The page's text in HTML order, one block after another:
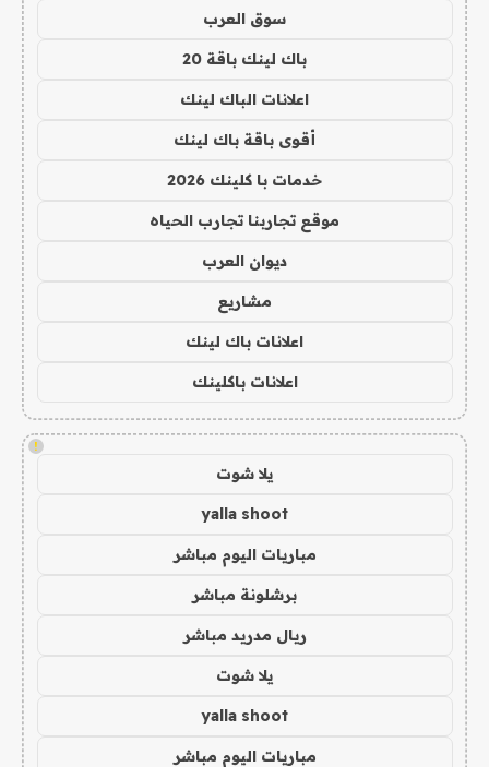
سوق العرب
باك لينك باقة 20
اعلانات الباك لينك
أقوى باقة باك لينك
خدمات با كلينك 2026
موقع تجاربنا تجارب الحياه
ديوان العرب
مشاريع
اعلانات باك لينك
اعلانات باكلينك
!
يلا شوت
yalla shoot
مباريات اليوم مباشر
برشلونة مباشر
ريال مدريد مباشر
يلا شوت
yalla shoot
مباريات اليوم مباشر